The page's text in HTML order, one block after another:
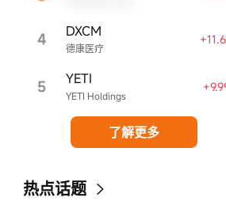
4 德康医疗
DXCM
5 YETI Holdings
YETI
了解更多
热点话题